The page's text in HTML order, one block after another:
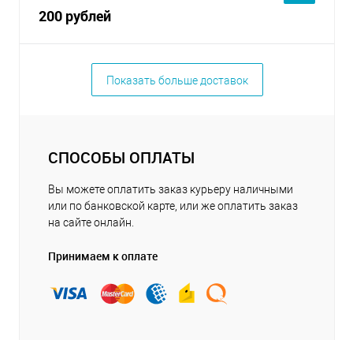
200 рублей
Показать больше доставок
СПОСОБЫ ОПЛАТЫ
Вы можете оплатить заказ курьеру наличными
или по банковской карте, или же оплатить заказ
на сайте онлайн.
Принимаем к оплате